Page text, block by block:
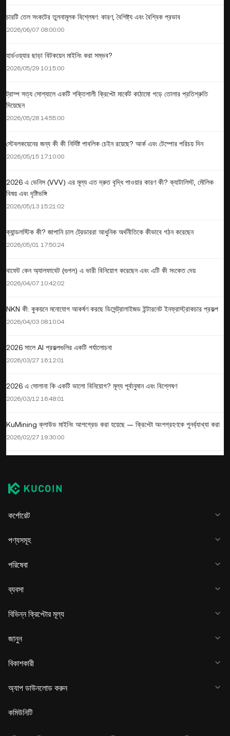
চারটি তেল সংকটের তুলনামূলক বিশ্লেষণ: কারণ, বৈশিষ্ট্য এবং বৈশ্বিক প্রভাব
2026/06/07 08:00:00
হার্ডওয়্যার ছাড়া বিটকয়েন মাইনিং করা সম্ভব?
2026/05/29 10:15:00
ট্রাম্প সত্য সোশ্যালে একটি শক্তিশালী ক্রিপ্টো মার্কেট কাঠামো গড়ে তোলার প্রতিশ্রুতি
দিয়েছেন
2026/05/28 14:55:00
স্টেবলকয়েনের জন্য কী কী নির্দিষ্ট পাবলিক চেইন রয়েছে? আর্ক এবং টেম্পোর পরিচয় দিন
2026/05/15 17:10:00
2026 এ ভেনিস (VVV) এর মূল্য এত দ্রুত বৃদ্ধি পাওয়ার কারণ কী? ক্যাটালিস্ট, মৌলিক
বিষয় এবং দৃষ্টিভঙ্গি
2026/05/13 15:21:02
ক্যান্ডলস্টিক কী? জাপানি চাল ট্রেডাররা আধুনিক অর্থনীতিকে কীভাবে গঠন করেছেন
2026/05/01 17:50:24
বাফেট কেন অ্যালফাবেট (গুগল) এ ভারী বিনিয়োগ করেছেন এবং এটি কী সংকেত দেয়
2026/04/07 10:42:02
NKN কী: কুকয়নে মনোযোগ আকর্ষণ করছে ডিসেন্ট্রালাইজড ইন্টারনেট ইনফ্রাস্ট্রাকচার প্রকল্প
2026/04/03 08:10:04
2026 সালে AI প্রকল্পগুলির একটি পর্যালোচনা
2026/03/27 16:12:01
2026 এ সোলানা কি একটি ভালো বিনিয়োগ? মূল্য পূর্বানুমান এবং বিশ্লেষণ
2026/03/12 16:48:01
KuMining ক্লাউড মাইনিং আপগ্রেড করা হয়েছে — ক্রিপ্টো অংশগ্রহণকে পুনর্ব্যাখ্যা করা
2026/02/27 19:30:00
কর্পোরেট
পণ্যসমূহ
পরিষেবা
ব্যবসা
বিভিন্ন ক্রিপ্টোর মূল্য
জানুন
বিকাশকারী
অ্যাপ ডাউনলোড করুন
কমিউনিটি